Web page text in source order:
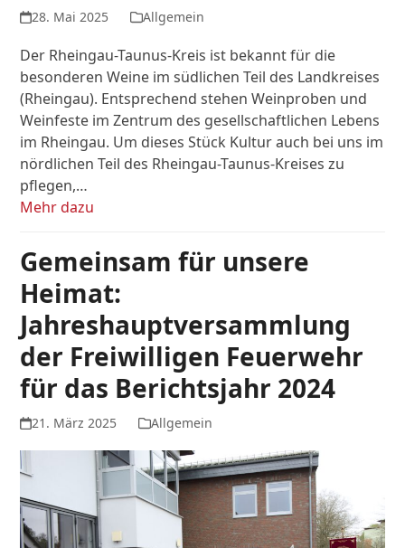
28. Mai 2025 Allgemein
Der Rheingau-Taunus-Kreis ist bekannt für die
besonderen Weine im südlichen Teil des Landkreises
(Rheingau). Entsprechend stehen Weinproben und
Weinfeste im Zentrum des gesellschaftlichen Lebens
im Rheingau. Um dieses Stück Kultur auch bei uns im
nördlichen Teil des Rheingau-Taunus-Kreises zu
pflegen,…
Mehr dazu
Gemeinsam für unsere
Heimat:
Jahreshauptversammlung
der Freiwilligen Feuerwehr
für das Berichtsjahr 2024
21. März 2025 Allgemein